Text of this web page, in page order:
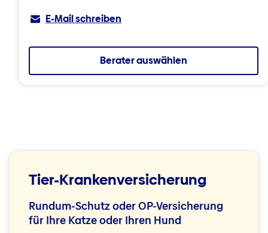
E-Mail schreiben
Berater auswählen
Tier-Krankenversicherung
Rundum-Schutz oder OP-Versicherung
für Ihre Katze oder Ihren Hund